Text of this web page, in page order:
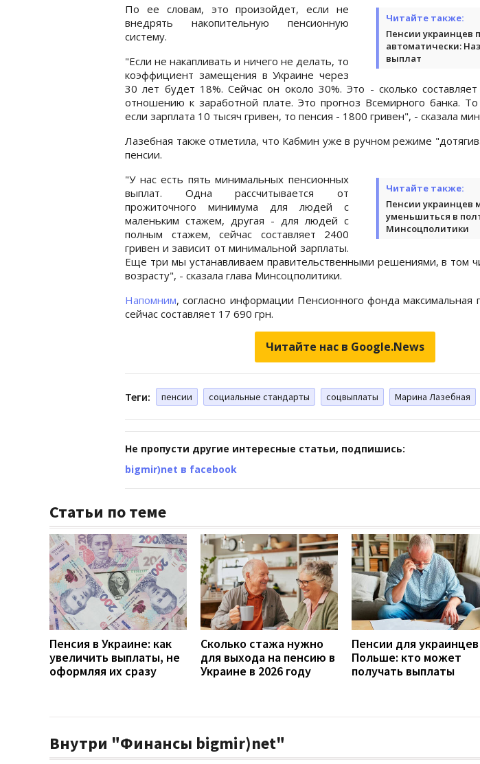
Читайте также:
Пенсии украинцев
автоматически:
выплат
По ее словам, это произойдет, если не
внедрять накопительную пенсионную
систему.
"Если не накапливать и ничего не делать, то
коэффициент замещения в Украине через
30 лет будет 18%. Сейчас он около 30%. Это - сколько
отношению к заработной плате. Это прогноз Всемирного банка.
если зарплата 10 тысяч гривен, то пенсия - 1800 гривен", - сказала
Лазебная также отметила, что Кабмин уже в ручном режиме
пенсии.
Читайте также:
Пенсии украинцев
уменьшиться в
Минсоцполитики
"У нас есть пять минимальных пенсионных
выплат. Одна рассчитывается от
прожиточного минимума для людей с
маленьким стажем, другая - для людей с
полным стажем, сейчас составляет 2400
гривен и зависит от минимальной зарплаты.
Еще три мы устанавливаем правительственными решениями, в том
возрасту", - сказала глава Минсоцполитики.
Напомним, согласно информации Пенсионного фонда максимальная
сейчас составляет 17 690 грн.
Читайте нас в Google.News
Теги: пенсии социальные стандарты соцвыплаты Марина Лазебная
Не пропусти другие интересные статьи, подпишись:
bigmir)net в facebook
Статьи по теме
Пенсия в Украине: как
увеличить выплаты, не
оформляя их сразу
Сколько стажа нужно
для выхода на пенсию в
Украине в 2026 году
Пенсии для украинцев
Польше: кто может
получать выплаты
Внутри "Финансы bigmir)net"